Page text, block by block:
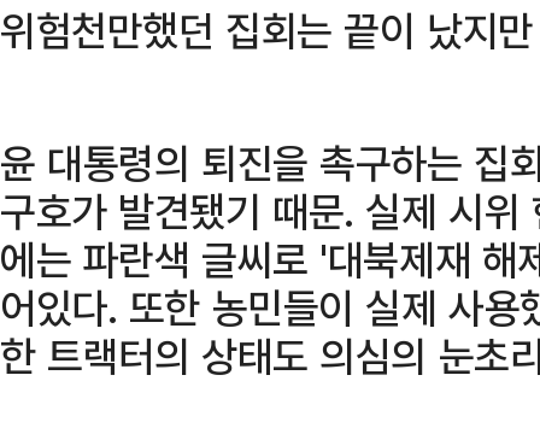
위험천만했던 집회는 끝이 났지
윤 대통령의 퇴진을 촉구하는 집
구호가 발견됐기 때문. 실제 시
에는 파란색 글씨로 '대북제재
어있다. 또한 농민들이 실제 사
한 트랙터의 상태도 의심의 눈초